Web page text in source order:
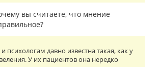
вы считаете, что мнение
психологам давно известна такая, как у
У их пациентов она нередко